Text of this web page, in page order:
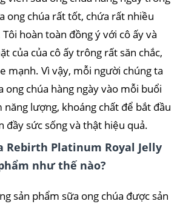
ong chúa rất tốt, chứa rất nhiều
hoàn toàn đồng ý với cô ấy và
của của cô ấy trông rất săn chắc,
mạnh. Vì vậy, mỗi người chúng ta
ong chúa hàng ngày vào mỗi buổi
lượng, khoáng chất để bắt đầu
đầy sức sống và thật hiệu quả.
Rebirth Platinum Royal Jelly
như thế nào?
sản phẩm sữa ong chúa được sản